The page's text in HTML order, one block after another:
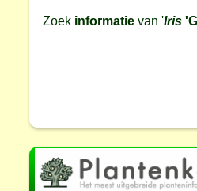
Zoek informatievan 'Iris